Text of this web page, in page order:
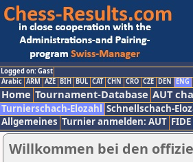
Logged on: Gast
Arabic ARM AZE BIH BUL CAT CHN CRO CZE DEN ENG
Home Tournament-Database AUT
Turnierschach-Elozahl Schnellschach-
Allgemeines Turnier anmelden: AUT FIDE
Willkommen bei den